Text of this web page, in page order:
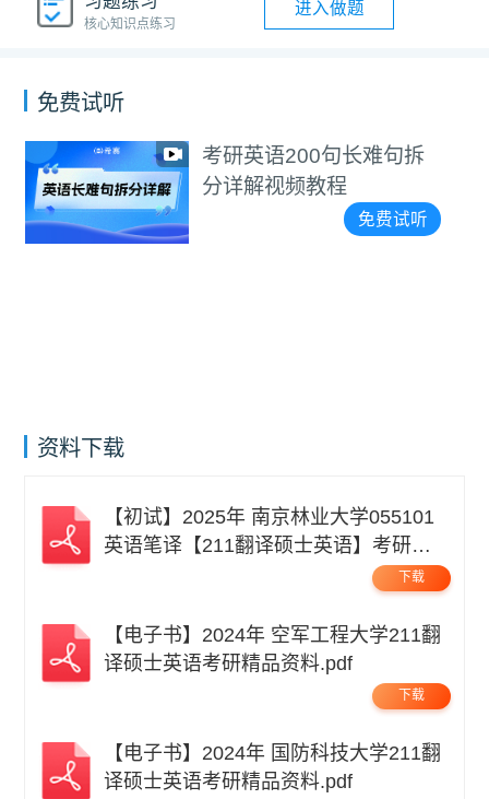
核心知识点练习
进入做题
免费试听
考研英语200句长难句拆
分详解视频教程
免费试听
资料下载
【初试】2025年 南京林业大学055101
英语笔译【211翻译硕士英语】考研精
下载
【电子书】2024年 空军工程大学211翻
译硕士英语考研精品资料.pdf
下载
【电子书】2024年 国防科技大学211翻
译硕士英语考研精品资料.pdf